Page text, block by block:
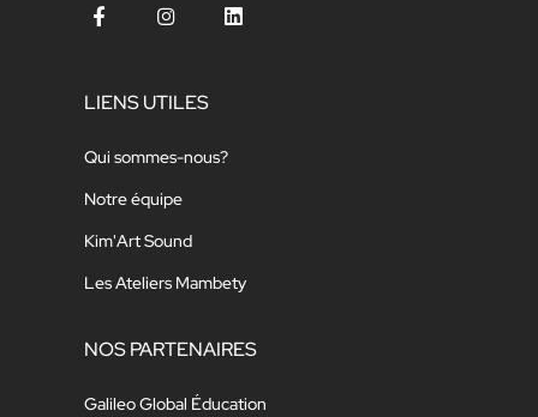
LIENS UTILES
Qui sommes-nous?
Notre équipe
Kim'Art Sound
Les Ateliers Mambety
NOS PARTENAIRES
Galileo Global Éducation